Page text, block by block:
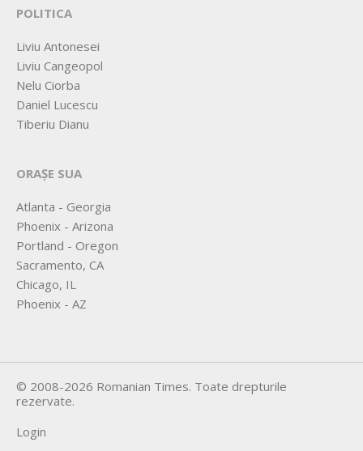
POLITICA
Liviu Antonesei
Liviu Cangeopol
Nelu Ciorba
Daniel Lucescu
Tiberiu Dianu
ORAȘE SUA
Atlanta - Georgia
Phoenix - Arizona
Portland - Oregon
Sacramento, CA
Chicago, IL
Phoenix - AZ
© 2008-2026 Romanian Times. Toate drepturile
rezervate.
Login